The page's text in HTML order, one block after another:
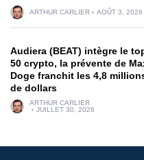
ARTHUR CARLIER AOÛT 3, 2026
Audiera (BEAT) intègre le
50 crypto, la prévente de
Doge franchit les 4,8
de dollars
ARTHUR CARLIER
JUILLET 30, 2026